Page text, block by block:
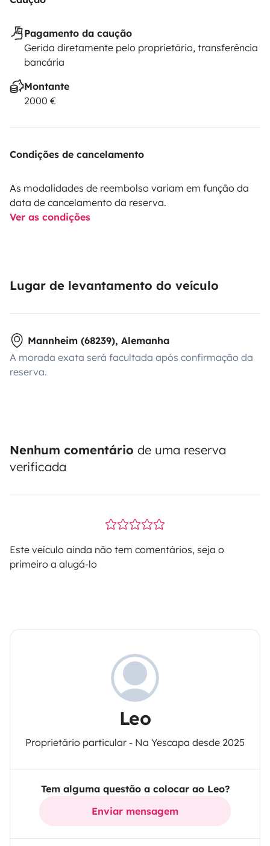
Pagamento da caução
Gerida diretamente pelo proprietário, transferência
bancária
Montante
2000 €
Condições de cancelamento
As modalidades de reembolso variam em função da
data de cancelamento da reserva.
Ver as condições
Lugar de levantamento do veículo
Mannheim (68239), Alemanha
A morada exata será facultada após confirmação da
reserva.
Nenhum comentário de uma reserva
verificada
Este veículo ainda não tem comentários, seja o
primeiro a alugá-lo
Leo
Proprietário particular - Na Yescapa desde 2025
Tem alguma questão a colocar ao Leo?
Enviar mensagem